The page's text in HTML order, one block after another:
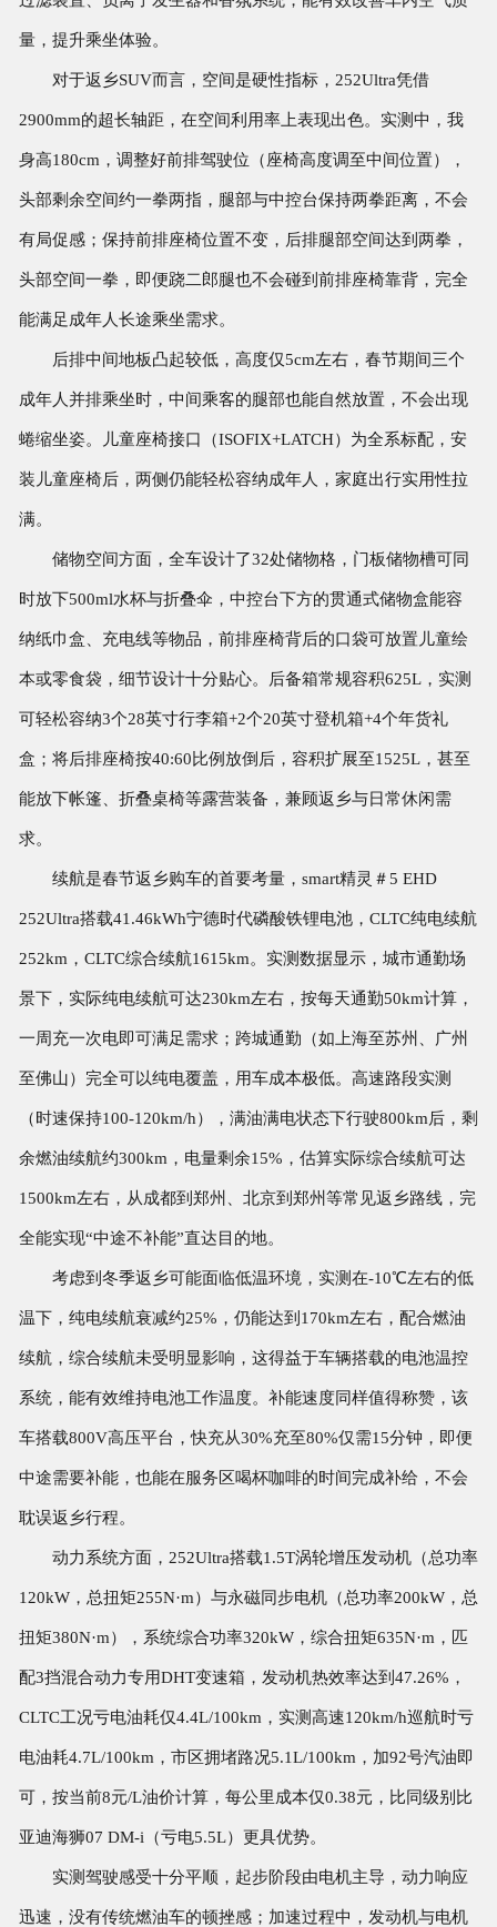
量，提升乘坐体验。
对于返乡SUV而言，空间是硬性指标，252Ultra凭借
2900mm的超长轴距，在空间利用率上表现出色。实测中，我
身高180cm，调整好前排驾驶位（座椅高度调至中间位置），
头部剩余空间约一拳两指，腿部与中控台保持两拳距离，不会
有局促感；保持前排座椅位置不变，后排腿部空间达到两拳，
头部空间一拳，即便跷二郎腿也不会碰到前排座椅靠背，完全
能满足成年人长途乘坐需求。
后排中间地板凸起较低，高度仅5cm左右，春节期间三个
成年人并排乘坐时，中间乘客的腿部也能自然放置，不会出现
蜷缩坐姿。儿童座椅接口（ISOFIX+LATCH）为全系标配，安
装儿童座椅后，两侧仍能轻松容纳成年人，家庭出行实用性拉
满。
储物空间方面，全车设计了32处储物格，门板储物槽可同
时放下500ml水杯与折叠伞，中控台下方的贯通式储物盒能容
纳纸巾盒、充电线等物品，前排座椅背后的口袋可放置儿童绘
本或零食袋，细节设计十分贴心。后备箱常规容积625L，实测
可轻松容纳3个28英寸行李箱+2个20英寸登机箱+4个年货礼
盒；将后排座椅按40:60比例放倒后，容积扩展至1525L，甚至
能放下帐篷、折叠桌椅等露营装备，兼顾返乡与日常休闲需
求。
续航是春节返乡购车的首要考量，smart精灵＃5 EHD
252Ultra搭载41.46kWh宁德时代磷酸铁锂电池，CLTC纯电续航
252km，CLTC综合续航1615km。实测数据显示，城市通勤场
景下，实际纯电续航可达230km左右，按每天通勤50km计算，
一周充一次电即可满足需求；跨城通勤（如上海至苏州、广州
至佛山）完全可以纯电覆盖，用车成本极低。高速路段实测
（时速保持100-120km/h），满油满电状态下行驶800km后，剩
余燃油续航约300km，电量剩余15%，估算实际综合续航可达
1500km左右，从成都到郑州、北京到郑州等常见返乡路线，完
全能实现“中途不补能”直达目的地。
考虑到冬季返乡可能面临低温环境，实测在-10℃左右的低
温下，纯电续航衰减约25%，仍能达到170km左右，配合燃油
续航，综合续航未受明显影响，这得益于车辆搭载的电池温控
系统，能有效维持电池工作温度。补能速度同样值得称赞，该
车搭载800V高压平台，快充从30%充至80%仅需15分钟，即便
中途需要补能，也能在服务区喝杯咖啡的时间完成补给，不会
耽误返乡行程。
动力系统方面，252Ultra搭载1.5T涡轮增压发动机（总功率
120kW，总扭矩255N·m）与永磁同步电机（总功率200kW，总
扭矩380N·m），系统综合功率320kW，综合扭矩635N·m，匹
配3挡混合动力专用DHT变速箱，发动机热效率达到47.26%，
CLTC工况亏电油耗仅4.4L/100km，实测高速120km/h巡航时亏
电油耗4.7L/100km，市区拥堵路况5.1L/100km，加92号汽油即
可，按当前8元/L油价计算，每公里成本仅0.38元，比同级别比
亚迪海狮07 DM-i（亏电5.5L）更具优势。
实测驾驶感受十分平顺，起步阶段由电机主导，动力响应
迅速，没有传统燃油车的顿挫感；加速过程中，发动机与电机